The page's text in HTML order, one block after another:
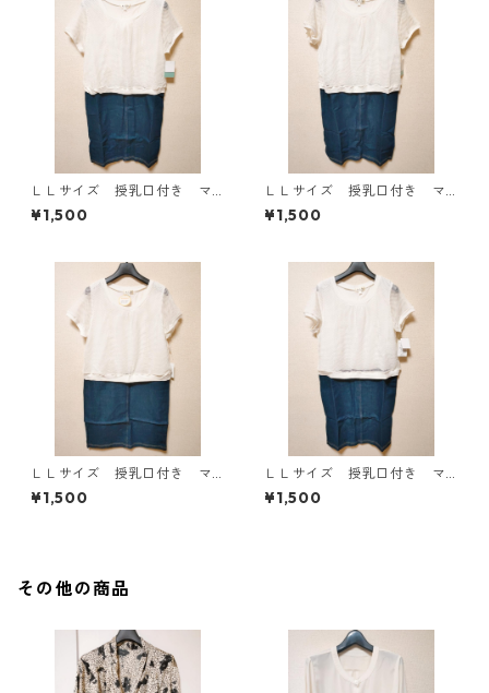
ＬＬサイズ 授乳口付き マ
タニティ ドッキングワンピ
ース ホワイト×ブルー KAE
¥1,500
ＬＬサイズ 授乳口付き マ
タニティ ドッキングワンピ
ース ホワイト×ブルー KAE
¥1,500
ＬＬサイズ 授乳口付き マ
タニティ ドッキングワンピ
ース ホワイト×ブルー KAE
¥1,500
ＬＬサイズ 授乳口付き マ
タニティ ドッキングワンピ
ース ホワイト×ブルー KAE
¥1,500
その他の商品